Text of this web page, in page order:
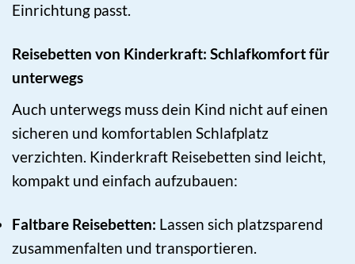
Einrichtung passt.
Reisebetten von Kinderkraft: Schlafkomfort für
unterwegs
Auch unterwegs muss dein Kind nicht auf einen
sicheren und komfortablen Schlafplatz
verzichten. Kinderkraft Reisebetten sind leicht,
kompakt und einfach aufzubauen:
Faltbare Reisebetten: Lassen sich platzsparend
zusammenfalten und transportieren.